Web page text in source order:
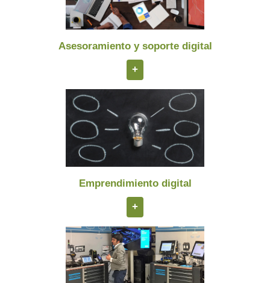
Asesoramiento y soporte digital
+
Emprendimiento digital
+